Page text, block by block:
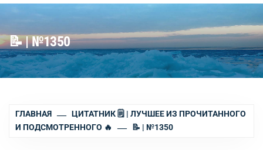
📝 | №1350
ГЛАВНАЯ
ЦИТАТНИК 🗒 | ЛУЧШЕЕ ИЗ ПРОЧИТАННОГО
И ПОДСМОТРЕННОГО 🔥
📝 | №1350